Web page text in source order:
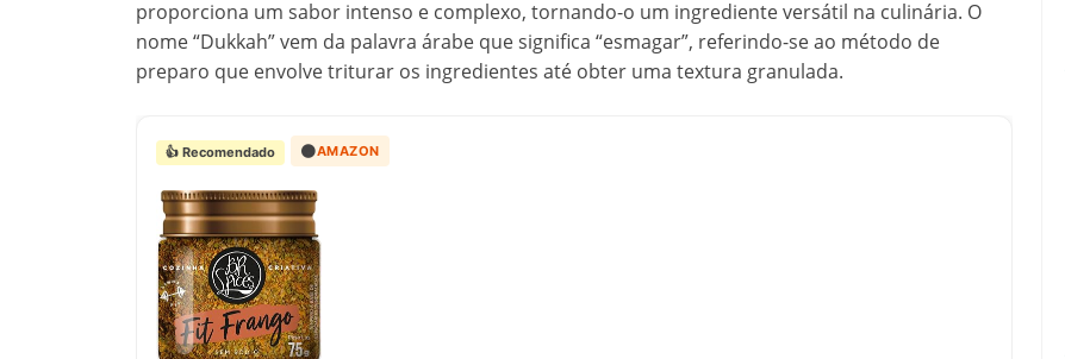
proporciona um sabor intenso e complexo, tornando-o um ingrediente versátil na culinária. O
nome “Dukkah” vem da palavra árabe que significa “esmagar”, referindo-se ao método de
preparo que envolve triturar os ingredientes até obter uma textura granulada.
👍 Recomendado 🟠AMAZON